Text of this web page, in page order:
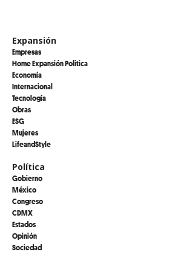
Expansión
Empresas
Home Expansión Politica
Economía
Internacional
Tecnología
Obras
ESG
Mujeres
LifeandStyle
Política
Gobierno
México
Congreso
CDMX
Estados
Opinión
Sociedad